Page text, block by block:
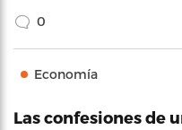
0
Economía
Las confesiones de